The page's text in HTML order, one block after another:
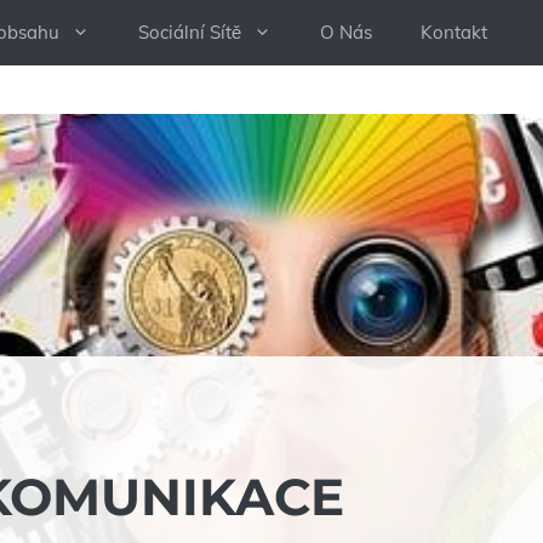
Sociální Sítě O Nás Kontakt